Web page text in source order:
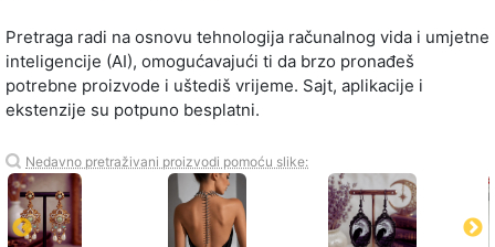
Pretraga radi na osnovu tehnologija računalnog vida i umjetne
inteligencije (AI), omogućavajući ti da brzo pronađeš
potrebne proizvode i uštediš vrijeme. Sajt, aplikacije i
ekstenzije su potpuno besplatni.
Nedavno pretraživani proizvodi pomoću slike: